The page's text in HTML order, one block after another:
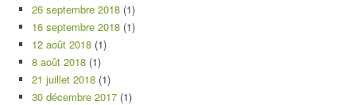
26 septembre 2018 (1)
16 septembre 2018 (1)
12 août 2018 (1)
8 août 2018 (1)
21 juillet 2018 (1)
30 décembre 2017 (1)